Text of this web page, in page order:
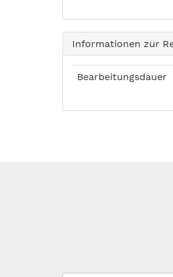
Informationen zur
Bearbeitungsdauer